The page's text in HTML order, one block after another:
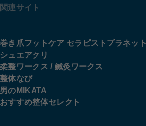
関連サイト
巻き爪フットケア セラピストプラネット
シュエアクリ
柔整ワークス / 鍼灸ワークス
整体なび
男のMIKATA
おすすめ整体セレクト